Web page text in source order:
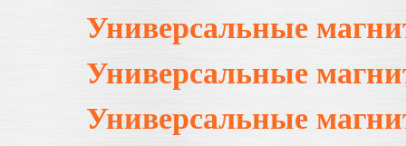
Универсальные
Универсальные
Универсальные